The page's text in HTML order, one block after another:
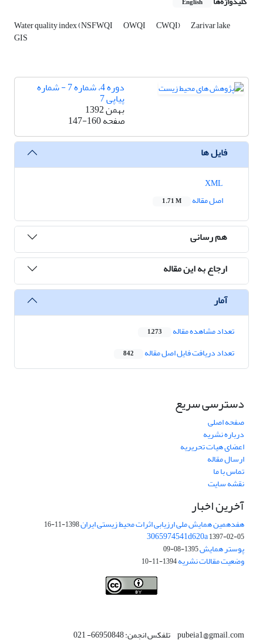
English
Water quality index (NSFWQI OWQI CWQI) Zarivar lake
GIS
دوره 4، شماره 7 - شماره
پیاپی 7
بهمن 1392
صفحه147-160
فایل ها
اصل مقاله
1.71 M
هم رسانی
ارجاع به این مقاله
آمار
تعداد مشاهده مقاله 1,273
تعداد دریافت فایل اصل مقاله 842
دسترسی سریع
صفحه اصلی
درباره نشریه
اعضای هیات تحریریه
ارسال مقاله
تماس با ما
نقشه سایت
آخرین اخبار
هفدهمین همایش ملی ارزیابی اثرات محیط زیستی ایران1398-11-16
3065974541d620a1397-02-05
پوستر همایش1395-08-09
وضعیت مقالات نشریه1394-11-10
pubeia1@gmail.com تلفکس انجمن: 66950848- 021